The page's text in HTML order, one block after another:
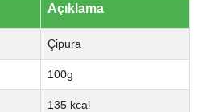
Açıklama
Çipura
100g
135 kcal